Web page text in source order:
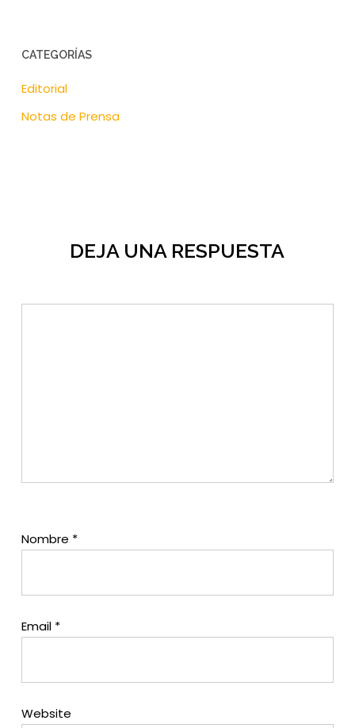
CATEGORÍAS
Editorial
Notas de Prensa
DEJA UNA RESPUESTA
Nombre *
Email *
Website